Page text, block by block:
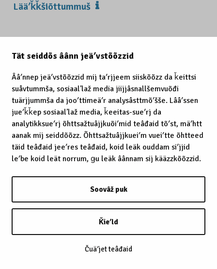
Tät seiddõs âânn jeäʹvstõõzzid
Ââʹnnep jeäʹvstõõzzid mij taʹrjjeem siiskõõzz da ǩeittsi
suåvtummša, sosiaalʼlaž media jiijjâsnallšemvuõđi
tuärjjummša da jooʹttimeäʹr analysâsttmõʹšše. Lââʹssen
jueʹǩǩep sosiaalʼlaž media, ǩeeitas-sueʹrj da
analytikksueʹrj õhttsažtuâjjkuõiʹmid teâđaid tõʹst, mäʹhtt
aanak mij seiddõõzz. Õhttsažtuâjjkueiʹm vueiʹtte õhtteed
täid teâđaid jeeʹres teâđaid, koid leäk ouddam siʹjjid
leʹbe koid leät norrum, ǥu leäk âânnam sij kääzzkõõzzid.
Soovâž puk
Ǩieʹld
Čuäʹjet teâđaid
Lääʹǩǩšiõttummuš